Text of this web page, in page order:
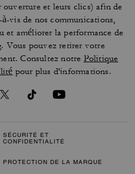
ouverture et leurs clics) afin de
vis de nos communications,
et améliorer la performance de
Vous pouvez retirer votre
Consultez notre Politique
pour plus d'informations.
SÉCURITÉ ET
CONFIDENTIALITÉ
PROTECTION DE LA MARQUE